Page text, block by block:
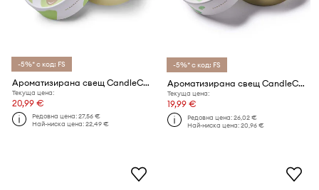
-5%* с код: FS
Ароматизирана свещ CandleCan Fresh Avocado 290 g
Текуща цена:
20,99 €
Редовна цена:27,56 €
Най-ниска цена:22,49 €
-5%* с код: FS
Ароматизирана свещ CandleCan Mint Beans
Текуща цена:
19,99 €
Редовна цена:26,02 €
Най-ниска цена:20,96 €